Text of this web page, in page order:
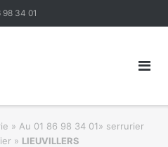
98 34 01
» Au 01 86 98 34 01» serrurier
» LIEUVILLERS